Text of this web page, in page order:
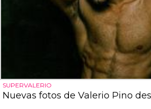
SUPERVALERIO
Nuevas fotos de Valerio Pino